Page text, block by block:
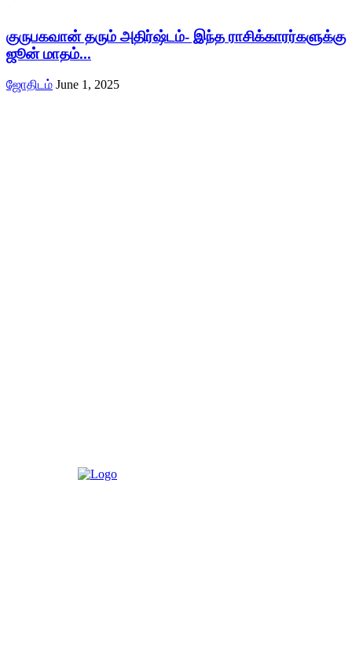
குருபகவான் தரும் அதிர்ஷ்டம்- இந்த ராசிக்காரர்களுக்கு
ஜூன் மாதம்...
ஜோதிடம் June 1, 2025